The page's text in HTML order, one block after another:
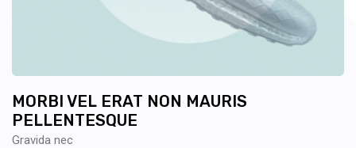
MORBI VEL ERAT NON MAURIS
PELLENTESQUE
Gravida nec